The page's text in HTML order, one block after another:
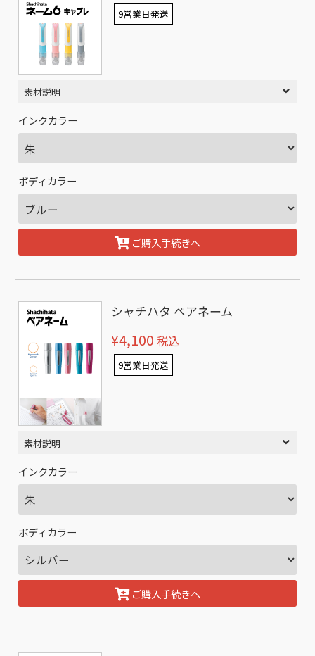
9営業日発送
素材説明
インクカラー
ボディカラー
ご購入手続きへ
シャチハタ ペアネーム
¥4,100 税込
9営業日発送
素材説明
インクカラー
ボディカラー
ご購入手続きへ